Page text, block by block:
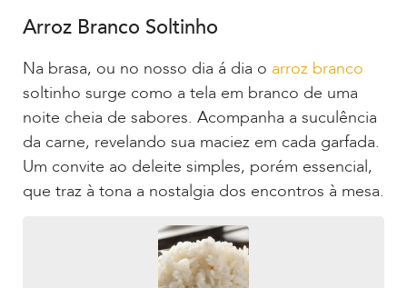
Arroz Branco Soltinho
Na brasa, ou no nosso dia á dia o arroz branco
soltinho surge como a tela em branco de uma
noite cheia de sabores. Acompanha a suculência
da carne, revelando sua maciez em cada garfada.
Um convite ao deleite simples, porém essencial,
que traz à tona a nostalgia dos encontros à mesa.